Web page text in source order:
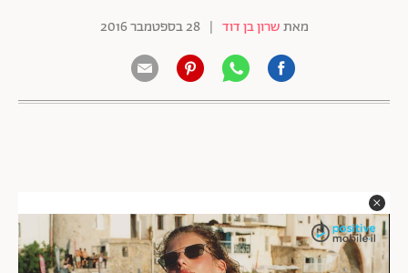
מאתשרון בן דוד | 28 בספטמבר 2016